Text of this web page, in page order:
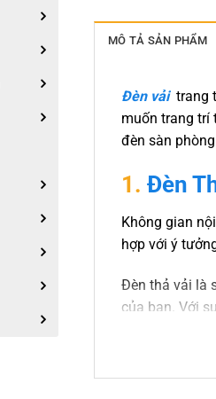
MÔ TẢ SẢN PHẨM
Đèn vải trang
muốn trang trí
đèn sàn
1. Đèn
Không gian
hợp với ý
Đèn thả vải là
của bạn. Với
2.Đèn